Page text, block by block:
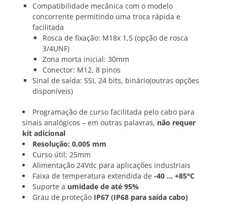
Compatibilidade mecânica com o modelo
concorrente permitindo uma troca rápida e
facilitada
Rosca de fixação: M18x 1,5 (opção de rosca
3/4UNF)
Zona morta inicial: 30mm
Conector: M12, 8 pinos
Sinal de saída: SSI, 24 bits, binário(outras opções
disponíveis)
Programação de curso facilitada pelo cabo para
sinais analógicos – em outras palavras, não requer
kit adicional
Resolução: 0,005 mm
Curso útil: 25mm
Alimentação 24Vdc para aplicações industriais
Faixa de temperatura extendida de -40 … +85°C
Suporte a umidade de até 95%
Grau de proteção IP67 (IP68 para saída cabo)